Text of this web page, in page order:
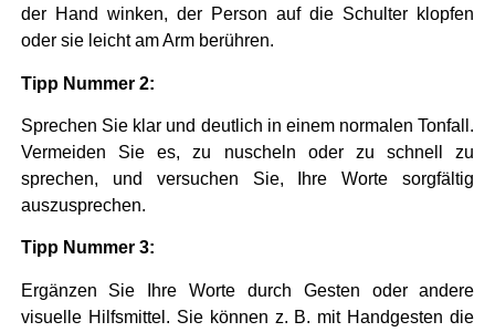
der Hand winken, der Person auf die Schulter klopfen
oder sie leicht am Arm berühren.
Tipp Nummer 2:
Sprechen Sie klar und deutlich in einem normalen Tonfall.
Vermeiden Sie es, zu nuscheln oder zu schnell zu
sprechen, und versuchen Sie, Ihre Worte sorgfältig
auszusprechen.
Tipp Nummer 3:
Ergänzen Sie Ihre Worte durch Gesten oder andere
visuelle Hilfsmittel. Sie können z. B. mit Handgesten die